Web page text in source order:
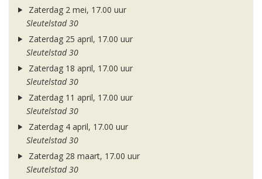
Zaterdag 2 mei, 17.00 uur
Sleutelstad 30
Zaterdag 25 april, 17.00 uur
Sleutelstad 30
Zaterdag 18 april, 17.00 uur
Sleutelstad 30
Zaterdag 11 april, 17.00 uur
Sleutelstad 30
Zaterdag 4 april, 17.00 uur
Sleutelstad 30
Zaterdag 28 maart, 17.00 uur
Sleutelstad 30